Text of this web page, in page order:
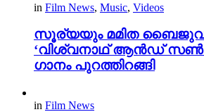
in Film News, Music, Videos
സൂര്യയും മമിത ബൈജുവും
‘വിശ്വനാഥ് ആൻഡ് സൺസ്’;
ഗാനം പുറത്തിറങ്ങി
in Film News